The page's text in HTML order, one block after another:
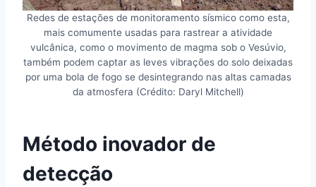
Redes de estações de monitoramento sísmico como esta,
mais comumente usadas para rastrear a atividade
vulcânica, como o movimento de magma sob o Vesúvio,
também podem captar as leves vibrações do solo deixadas
por uma bola de fogo se desintegrando nas altas camadas
da atmosfera (Crédito: Daryl Mitchell)
Método inovador de
detecção